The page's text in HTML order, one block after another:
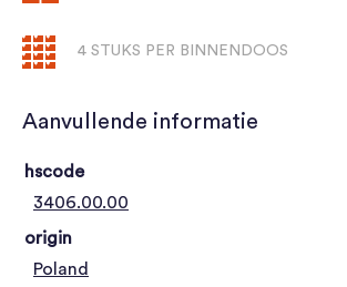
4 STUKS PER BINNENDOOS
Aanvullende informatie
hscode
3406.00.00
origin
Poland